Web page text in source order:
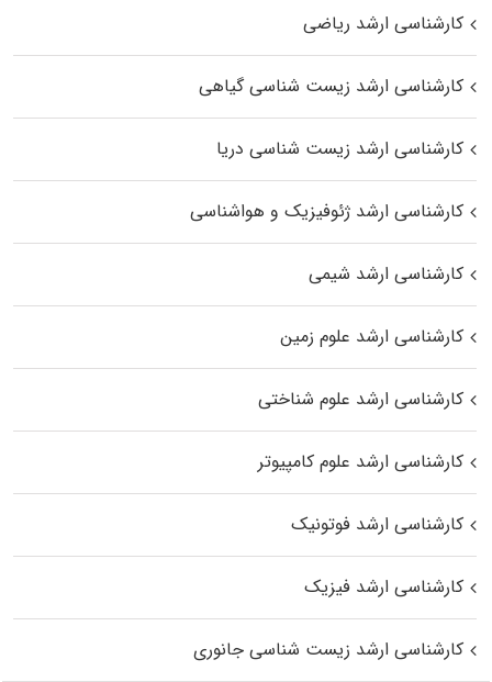
کارشناسی ارشد ریاضی
کارشناسی ارشد زیست‌ شناسی گیاهی
کارشناسی ارشد زیست‌ شناسی دریا
کارشناسی ارشد ژئوفیزیک و هواشناسی
کارشناسی ارشد شیمی
کارشناسی ارشد علوم زمین
کارشناسی ارشد علوم شناختی
کارشناسی ارشد علوم کامپیوتر
کارشناسی ارشد فوتونیک
کارشناسی ارشد فیزیک
کارشناسی ارشد زیست‌ شناسی جانوری